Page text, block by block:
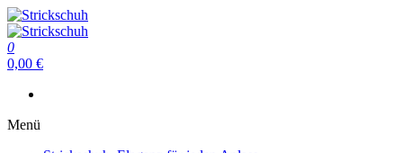
Zum
Inhalt
springen
Strickschuh
Strickschuh
0
0,00 €
Menü